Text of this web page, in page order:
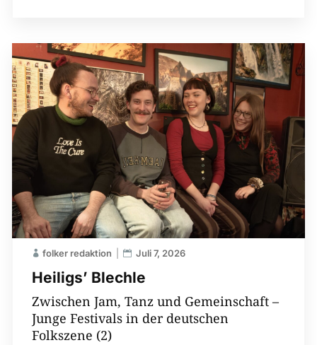
Heiligs’ Blechle
folker redaktion Juli 7, 2026
Zwischen Jam, Tanz und Gemeinschaft –
Junge Festivals in der deutschen
Folkszene (2)